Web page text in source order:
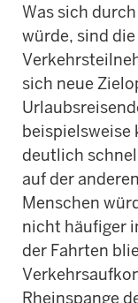
Was sich
würde, sind
sich neue
deutlich
auf der
Menschen
nicht häufiger
der Fahrten
Rheinspange